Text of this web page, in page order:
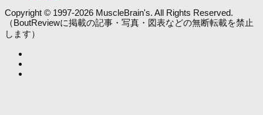
Copyright © 1997-2026 MuscleBrain's. All Rights Reserved.
（BoutReviewに掲載の記事・写真・図表などの無断転載を禁止
します）